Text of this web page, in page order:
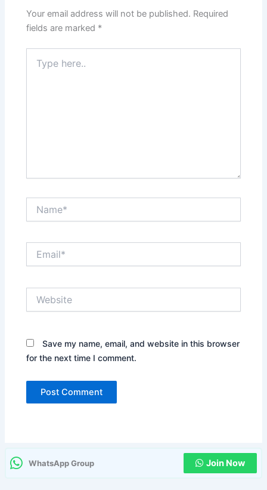
Your email address will not be published. Required
fields are marked *
here..
Save my name, email, and website in this browser
for the next time I comment.
WhatsApp Group Join Now